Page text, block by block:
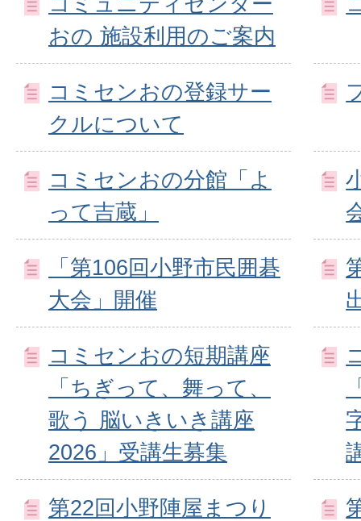
おの 施設利用のご案内
コミセンおの登録サー
クルについて
コミセンおの分館「よ
って吉蔵」
「第106回小野市民囲碁
大会」開催
コミセンおの短期講座
「ちぎって、舞って、
歌う 脳いきいき講座
2026」受講生募集
第22回小野陣屋まつり